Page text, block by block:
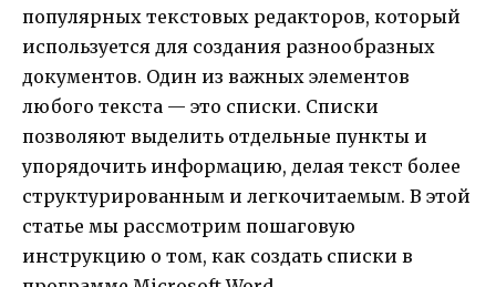
популярных текстовых редакторов, который
используется для создания разнообразных
документов. Один из важных элементов
любого текста — это списки. Списки
позволяют выделить отдельные пункты и
упорядочить информацию, делая текст более
структурированным и легкочитаемым. В этой
статье мы рассмотрим пошаговую
инструкцию о том, как создать списки в